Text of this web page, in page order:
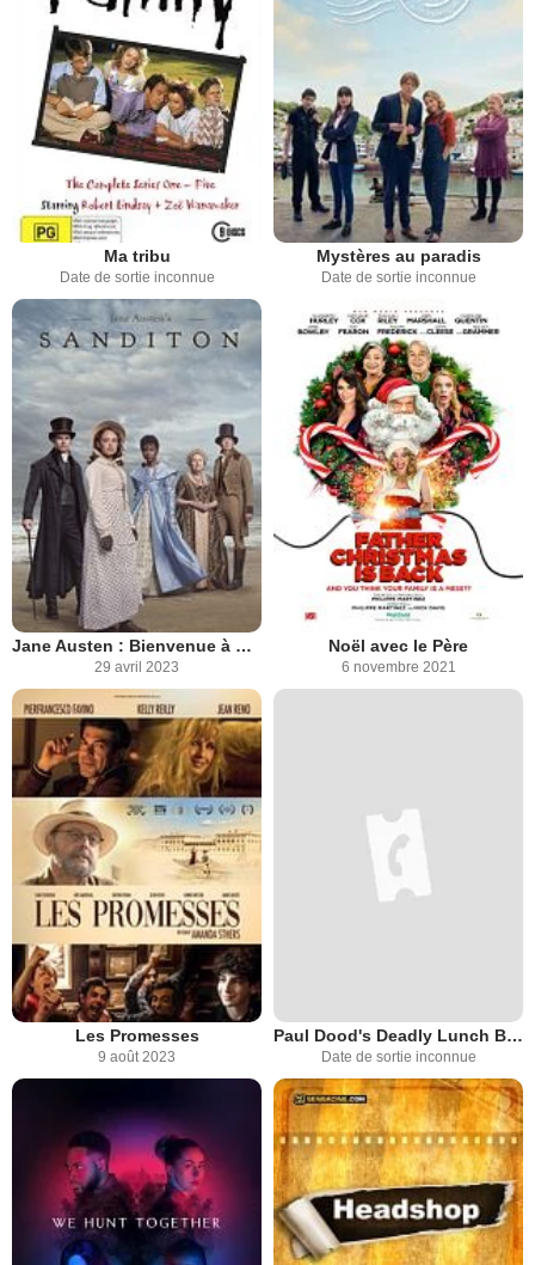
Ma tribu
Date de sortie inconnue
Mystères au paradis
Date de sortie inconnue
Jane Austen : Bienvenue à Sanditon
29 avril 2023
Noël avec le Père
6 novembre 2021
Les Promesses
9 août 2023
Paul Dood's Deadly Lunch Break
Date de sortie inconnue